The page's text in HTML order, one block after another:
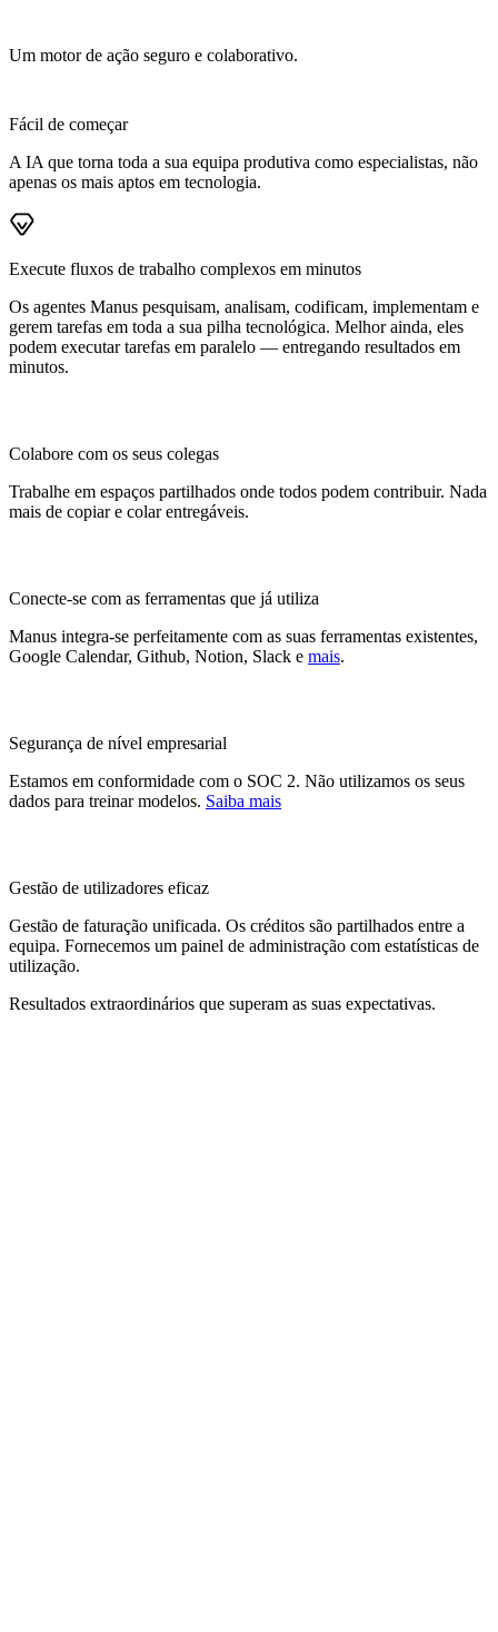
Um motor de ação seguro e colaborativo.
Fácil de começar
A IA que torna toda a sua equipa produtiva como especialistas, não
apenas os mais aptos em tecnologia.
Execute fluxos de trabalho complexos em minutos
Os agentes Manus pesquisam, analisam, codificam, implementam e
gerem tarefas em toda a sua pilha tecnológica. Melhor ainda, eles
podem executar tarefas em paralelo — entregando resultados em
minutos.
Colabore com os seus colegas
Trabalhe em espaços partilhados onde todos podem contribuir. Nada
mais de copiar e colar entregáveis.
Conecte-se com as ferramentas que já utiliza
Manus integra-se perfeitamente com as suas ferramentas existentes,
Google Calendar, Github, Notion, Slack e mais.
Segurança de nível empresarial
Estamos em conformidade com o SOC 2. Não utilizamos os seus
dados para treinar modelos. Saiba mais
Gestão de utilizadores eficaz
Gestão de faturação unificada. Os créditos são partilhados entre a
equipa. Fornecemos um painel de administração com estatísticas de
utilização.
Resultados extraordinários que superam as suas expectativas.